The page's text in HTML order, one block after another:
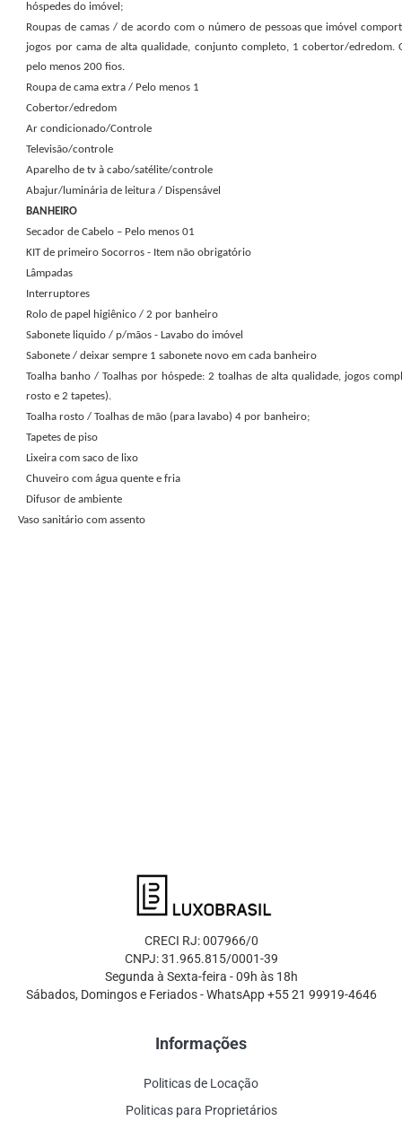
hóspedes do imóvel;
Roupas de camas / de acordo com o número de pessoas que imóvel
jogos por cama de alta qualidade, conjunto completo, 1 cobertor/edredom.
pelo menos 200 fios.
Roupa de cama extra / Pelo menos 1
Cobertor/edredom
Ar condicionado/Controle
Televisão/controle
Aparelho de tv à cabo/satélite/controle
Abajur/luminária de leitura / Dispensável
BANHEIRO
Secador de Cabelo – Pelo menos 01
KIT de primeiro Socorros - Item não obrigatório
Lâmpadas
Interruptores
Rolo de papel higiênico / 2 por banheiro
Sabonete liquido / p/mãos - Lavabo do imóvel
Sabonete / deixar sempre 1 sabonete novo em cada banheiro
Toalha banho / Toalhas por hóspede: 2 toalhas de alta qualidade, jogos
rosto e 2 tapetes).
Toalha rosto / Toalhas de mão (para lavabo) 4 por banheiro;
Tapetes de piso
Lixeira com saco de lixo
Chuveiro com água quente e fria
Difusor de ambiente
Vaso sanitário com assento
CRECI RJ: 007966/0
CNPJ: 31.965.815/0001-39
Segunda à Sexta-feira - 09h às 18h
Sábados, Domingos e Feriados - WhatsApp +55 21 99919-4646
Informações
Politicas de Locação
Politicas para Proprietários